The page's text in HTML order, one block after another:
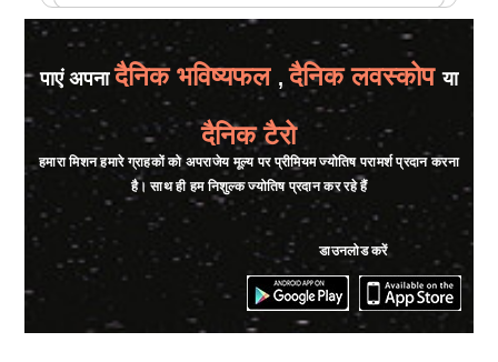
T ★★★★★
Tuesday, 15 November 2022
Very good Astrologer. Clear and concise in
explaining the charts and suggesting easy
remedies.
पाएं अपनादैनिक भविष्यफल , दैनिक लवस्कोपया
दैनिक टैरो
हमारा मिशन हमारे ग्राहकों को अपराजेय मूल्य पर प्रीमियम ज्योतिष परामर्श प्रदान करना
है। साथ ही हम निशुल्क ज्योतिष प्रदान कर रहे हैं
डाउनलोड करें